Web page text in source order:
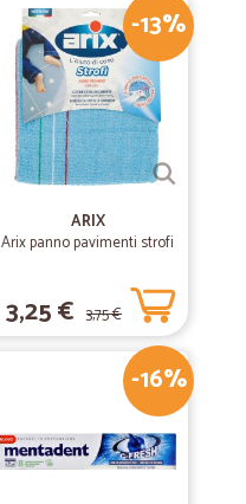
-13%
ARIX
Arix panno pavimenti strofi
3,25 € 3,75 €
-16%